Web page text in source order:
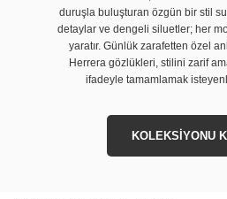
duruşla buluşturan özgün bir stil
detaylar ve dengeli siluetler; her
yaratır. Günlük zarafetten özel
Herrera gözlükleri, stilini zarif
ifadeyle tamamlamak
KOLEKSİYONU